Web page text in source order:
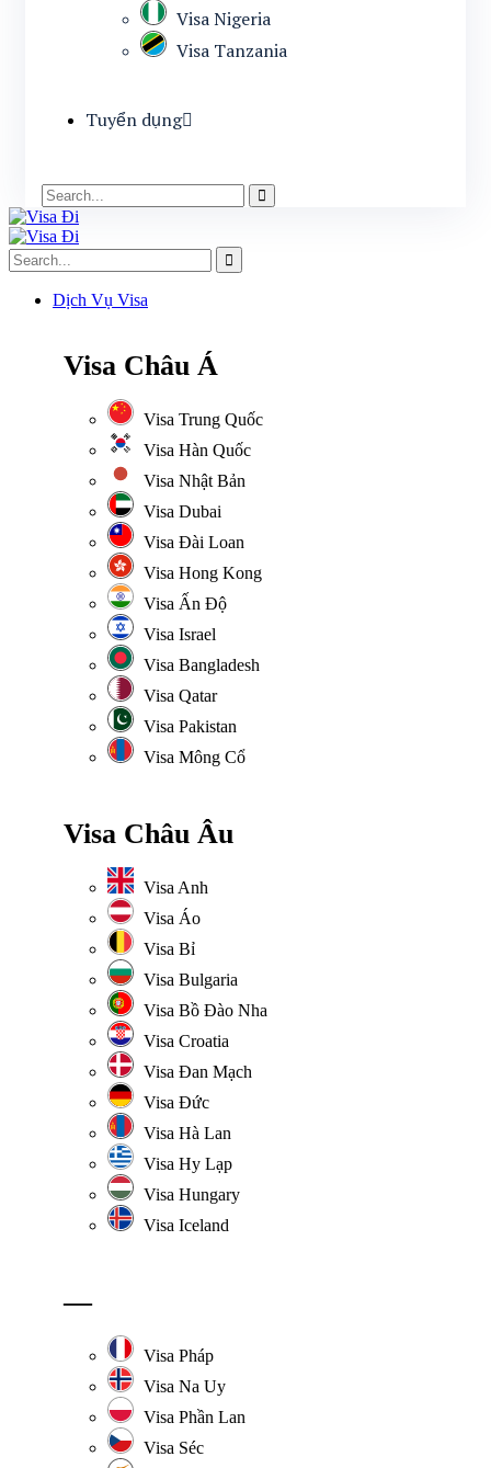
Visa Nigeria
Visa Tanzania
Tuyển dụng
Dịch Vụ Visa
Visa Châu Á
Visa Trung Quốc
Visa Hàn Quốc
Visa Nhật Bản
Visa Dubai
Visa Đài Loan
Visa Hong Kong
Visa Ấn Độ
Visa Israel
Visa Bangladesh
Visa Qatar
Visa Pakistan
Visa Mông Cổ
Visa Châu Âu
Visa Anh
Visa Áo
Visa Bỉ
Visa Bulgaria
Visa Bồ Đào Nha
Visa Croatia
Visa Đan Mạch
Visa Đức
Visa Hà Lan
Visa Hy Lạp
Visa Hungary
Visa Iceland
—
Visa Pháp
Visa Na Uy
Visa Phần Lan
Visa Séc